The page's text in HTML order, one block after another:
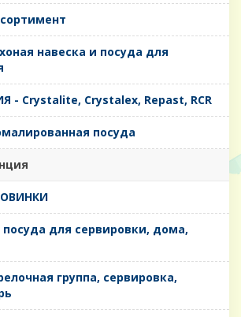
навеска и посуда для
- Crystalite, Crystalex, Repast, RCR
посуда
- посуда для сервировки, дома,
группа, сервировка,